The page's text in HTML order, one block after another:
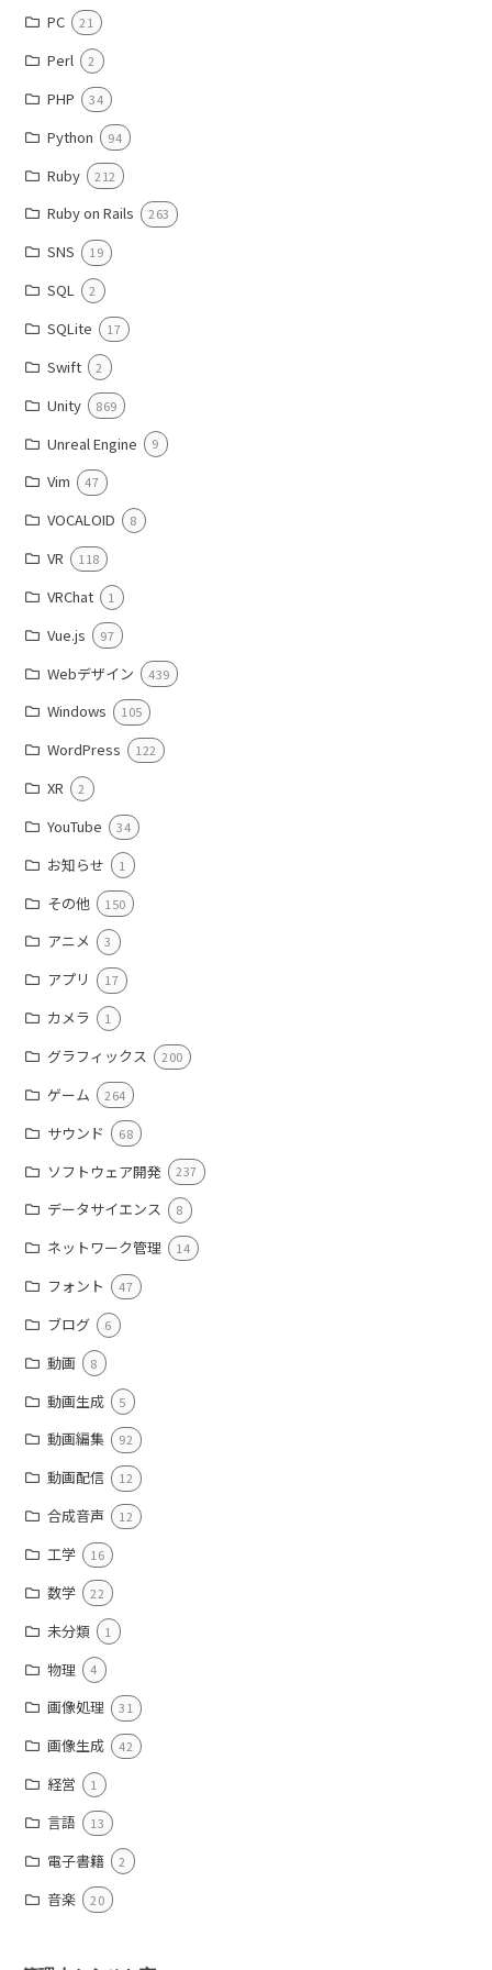
PC 21
Perl 2
PHP 34
Python 94
Ruby 212
Ruby on Rails 263
SNS 19
SQL 2
SQLite 17
Swift 2
Unity 869
Unreal Engine 9
Vim 47
VOCALOID 8
VR 118
VRChat 1
Vue.js 97
Webデザイン 439
Windows 105
WordPress 122
XR 2
YouTube 34
お知らせ 1
その他 150
アニメ 3
アプリ 17
カメラ 1
グラフィックス 200
ゲーム 264
サウンド 68
ソフトウェア開発 237
データサイエンス 8
ネットワーク管理 14
フォント 47
ブログ 6
動画 8
動画生成 5
動画編集 92
動画配信 12
合成音声 12
工学 16
数学 22
未分類 1
物理 4
画像処理 31
画像生成 42
経営 1
言語 13
電子書籍 2
音楽 20